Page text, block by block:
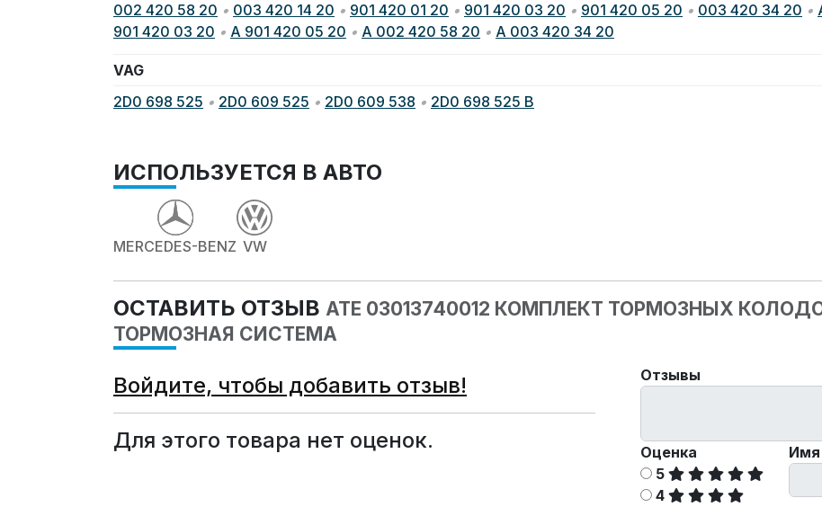
002 420 58 20 • 003 420 14 20 • 901 420 01 20 • 901 420 03 20 • 901 420 05 20 • 003 420 34 20 •
901 420 03 20 • A 901 420 05 20 • A 002 420 58 20 • A 003 420 34 20
VAG
2D0 698 525 • 2D0 609 525 • 2D0 609 538 • 2D0 698 525 B
ИСПОЛЬЗУЕТСЯ В АВТО
MERCEDES-BENZ VW
ОСТАВИТЬ ОТЗЫВ ATE 03013740012 КОМПЛЕКТ ТОРМОЗНЫХ
ТОРМОЗНАЯ СИСТЕМА
Войдите, чтобы добавить отзыв!
Для этого товара нет оценок.
Отзывы
Оценка
5
4
Имя